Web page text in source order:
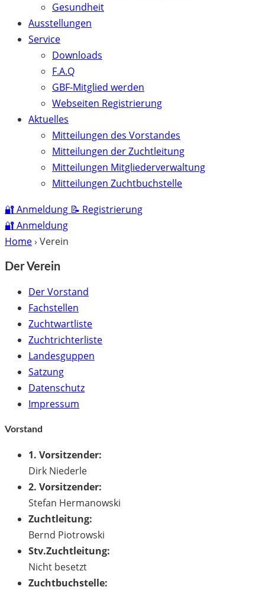
Gesundheit
Ausstellungen
Service
Downloads
F.A.Q
GBF-Mitglied werden
Webseiten Registrierung
Aktuelles
Mitteilungen des Vorstandes
Mitteilungen der Zuchtleitung
Mitteilungen Mitgliederverwaltung
Mitteilungen Zuchtbuchstelle
🔐Anmeldung 📝 Registrierung
🔐Anmeldung
Home› Verein
Der Verein
Der Vorstand
Fachstellen
Zuchtwartliste
Zuchtrichterliste
Landesguppen
Satzung
Datenschutz
Impressum
Vorstand
1. Vorsitzender:
Dirk Niederle
2. Vorsitzender:
Stefan Hermanowski
Zuchtleitung:
Bernd Piotrowski
Stv.Zuchtleitung:
Nicht besetzt
Zuchtbuchstelle: